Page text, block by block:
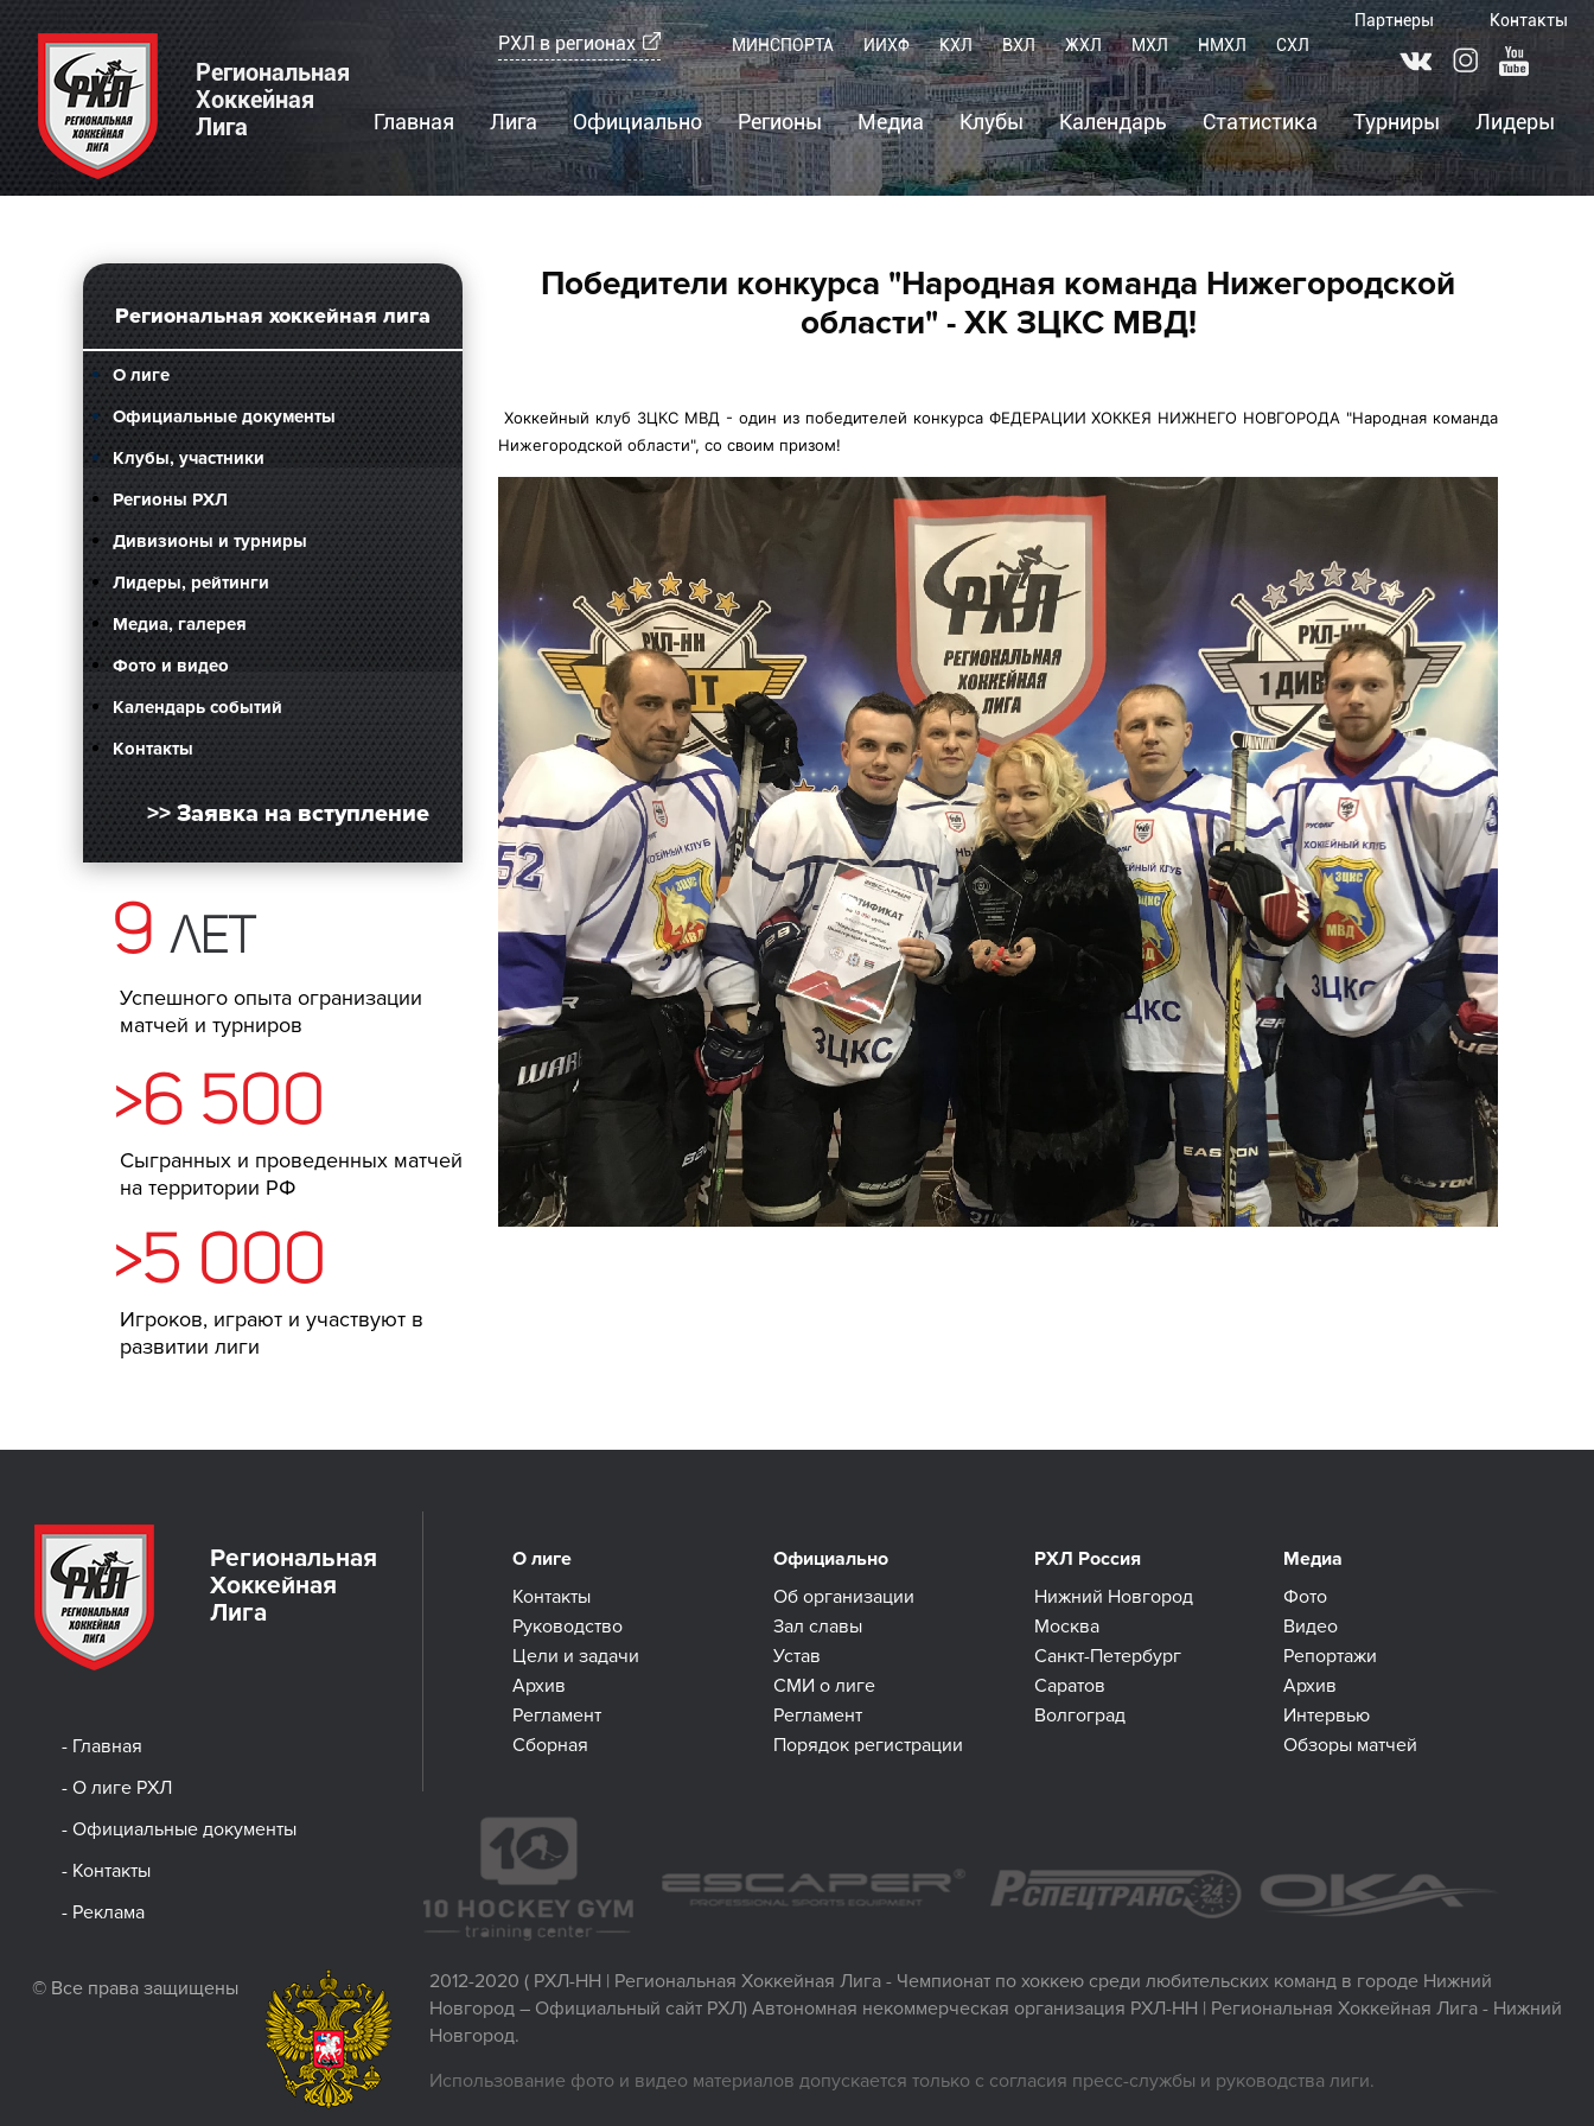
Региональная
Хоккейная
Лига
РХЛ в регионах
Региональная Хоккейная Лига ×
Выберите регион:
РХЛ Россия
Санкт-Петербург
Сайт РХЛ-НН
МИНСПОРТА ИИХФ КХЛ ВХЛ ЖХЛ МХЛ НМХЛ СХЛ
Главная Лига Официально Регионы Медиа Клубы Календарь Статистика Турниры Лидеры
Партнеры Контакты
Победители конкурса "Народная команда Нижегородской
области" - ХК ЗЦКС МВД!
Хоккейный клуб ЗЦКС МВД - один из победителей конкурса ФЕДЕРАЦИИ ХОККЕЯ НИЖНЕГО НОВГОРОДА "Народная команда
Нижегородской области", со своим призом!
Региональная хоккейная лига
О лиге
Официальные документы
Клубы, участники
Регионы РХЛ
Дивизионы и турниры
Лидеры, рейтинги
Медиа, галерея
Фото и видео
Календарь событий
Контакты
>> Заявка на вступление
9лет
Успешного опыта огранизации
матчей и турниров
>6 500
Сыгранных и проведенных матчей
на территории РФ
>5 000
Игроков, играют и участвуют в
развитии лиги
Региональная
Хоккейная
Лига
- Главная
- О лиге РХЛ
- Официальные документы
- Контакты
- Реклама
© Все права защищены
2012-2020 ( РХЛ-НН | Региональная Хоккейная Лига - Чемпионат по хоккею среди любительских команд в городе Нижний
Новгород – Официальный сайт РХЛ) Автономная некоммерческая организация РХЛ-НН | Региональная Хоккейная Лига - Нижний
Новгород.
Использование фото и видео материалов допускается только с согласия пресс-службы и руководства лиги.
О лиге
Контакты
Руководство
Цели и задачи
Архив
Регламент
Сборная
Официально
Об организации
Зал славы
Устав
СМИ о лиге
Регламент
Порядок регистрации
РХЛ Россия
Нижний Новгород
Москва
Санкт-Петербург
Саратов
Волгоград
Медиа
Фото
Видео
Репортажи
Архив
Интервью
Обзоры матчей